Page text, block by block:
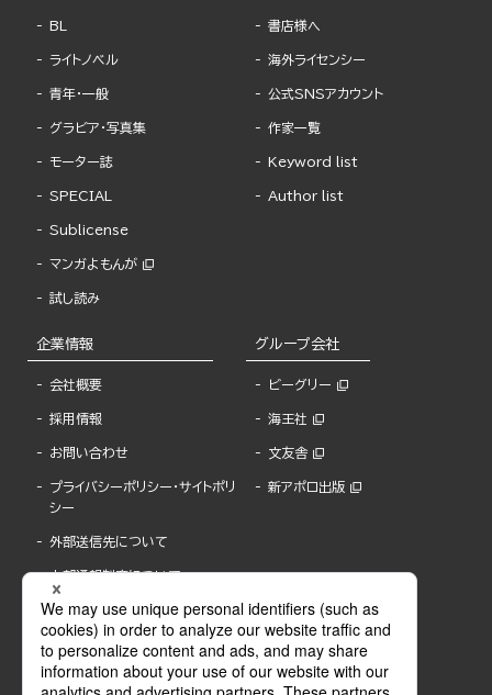
BL
ライトノベル
青年・一般
グラビア・写真集
モーター誌
SPECIAL
Sublicense
マンガよもんが
試し読み
書店様へ
海外ライセンシー
公式SNSアカウント
作家一覧
Keyword list
Author list
企業情報
会社概要
採用情報
お問い合わせ
プライバシーポリシー・サイトポリ
シー
外部送信先について
内部通報制度について
グループ会社
ビーグリー
海王社
文友舎
新アポロ出版